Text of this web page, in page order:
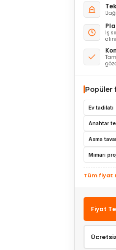
İş
Popüler
Ev tadilatı
Anahtar
Asma
Mimari
Tüm fiyat
Fiyat